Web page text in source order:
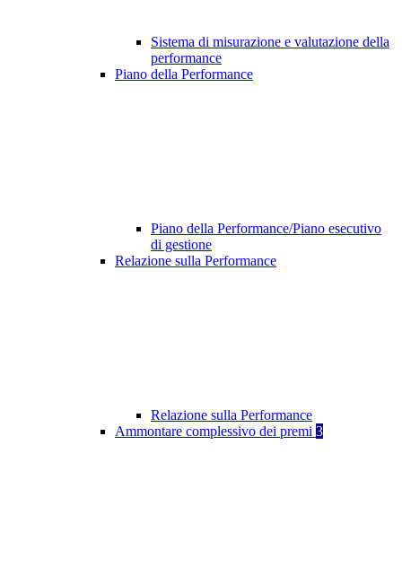
Sistema di misurazione e valutazione della
performance
Piano della Performance
Piano della Performance/Piano esecutivo
di gestione
Relazione sulla Performance
Relazione sulla Performance
Ammontare complessivo dei premi 3